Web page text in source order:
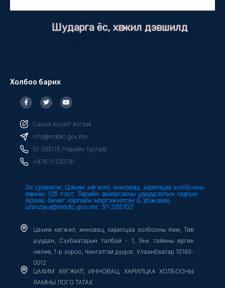
Шударга ёс, хөгжил дэвшилд
Холбоо барих
F
a
c
b
o
o
k
f
T
w
i
t
r
Y
o
u
u
e
Санал хүсэлт илгээх
info@mddic.gov.mn
51-265115 /төрийн тусгай/
+976-11330781
Эх сурвалж: Цахим хөгжил, инновац, харилцаа холбооны
яамны 105 тоот, Төрийн захиргааны удирдлагын газрын
Архив, бичиг хэргийн мэргэжилтэн Б.Уранзаяа,
uranzaya@mddic.gov.mn, 51-265102
Цахим хөгжил, инновац, харилцаа холбооны яам, Төв
шуудан, Сүхбаатарын талбай - 1, Энх тайвны өргөн
чөлөө, 1-р хороо, Чингэлтэй дүүрэг, Улаанбаатар 15160-
0012
ЦАХИМ ХӨГЖИЛ, ИННОВАЦ, ХАРИЛЦАА ХОЛБООНЫ
ЯАМНЫ ЛОГО ТАТАХ